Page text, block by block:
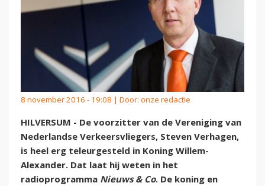
8 november 2016 - 19:08 | Door: onze redactie
HILVERSUM - De voorzitter van de Vereniging van
Nederlandse Verkeersvliegers, Steven Verhagen,
is heel erg teleurgesteld in Koning Willem-
Alexander. Dat laat hij weten in het
radioprogramma Nieuws & Co. De koning en